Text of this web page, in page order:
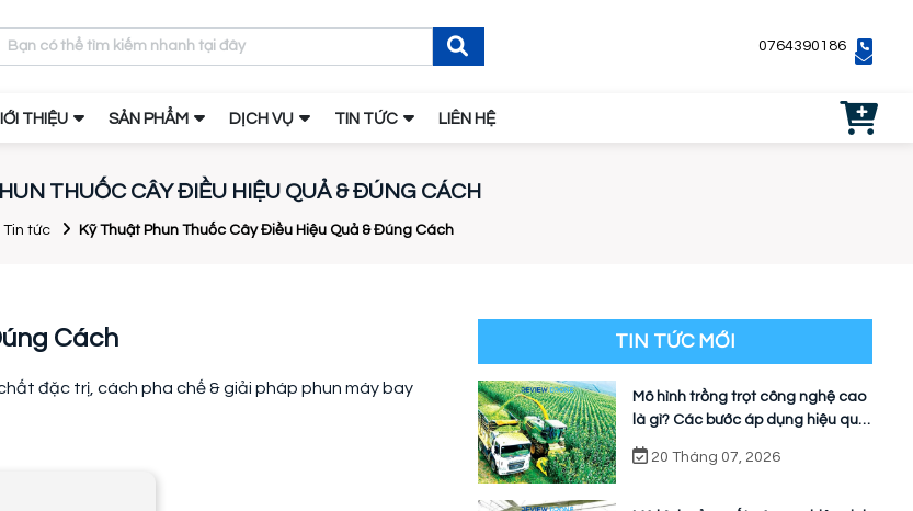
0764390186
THIỆU SẢN PHẨM DỊCH VỤ TIN TỨC LIÊN HỆ
THUỐC CÂY ĐIỀU HIỆU QUẢ & ĐÚNG CÁCH
Tin tức Kỹ Thuật Phun Thuốc Cây Điều Hiệu Quả & Đúng Cách
Cách
đặc trị, cách pha chế & giải pháp phun máy bay
TIN TỨC MỚI
Mô hình trồng trọt công nghệ cao
là gì? Các bước áp dụng hiệu quả
20 Tháng 07, 2026